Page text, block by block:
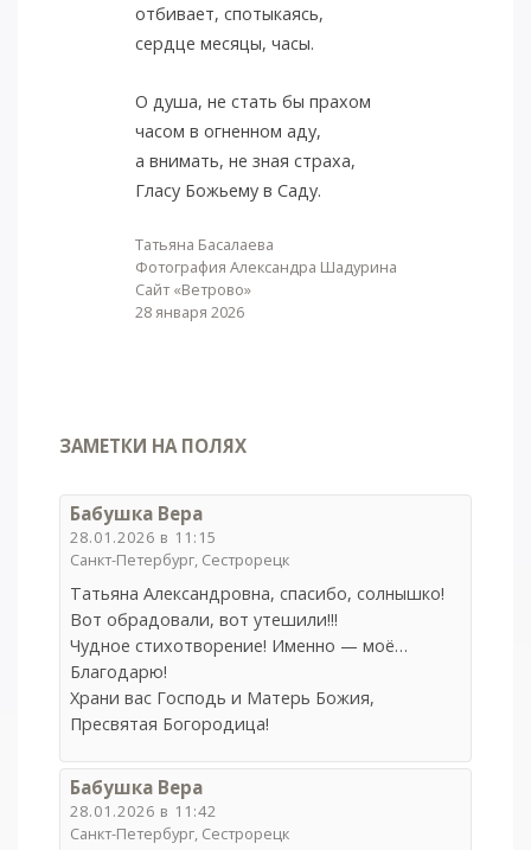
отбивает, спотыкаясь,
сердце месяцы, часы.
О душа, не стать бы прахом
часом в огненном аду,
а внимать, не зная страха,
Гласу Божьему в Саду.
Татьяна Басалаева
Фотография Александра Шадурина
Сайт «Ветрово»
28 января 2026
ЗАМЕТКИ НА ПОЛЯХ
Бабушка Вера
28.01.2026 в 11:15
Санкт-Петербург, Сестрорецк
Татьяна Александровна, спасибо, солнышко!
Вот обрадовали, вот утешили!!!
Чудное стихотворение! Именно — моё…
Благодарю!
Храни вас Господь и Матерь Божия,
Пресвятая Богородица!
Бабушка Вера
28.01.2026 в 11:42
Санкт-Петербург, Сестрорецк